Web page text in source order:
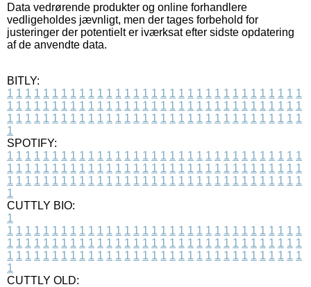
Data vedrørende produkter og online forhandlere
vedligeholdes jævnligt, men der tages forbehold for
justeringer der potentielt er iværksat efter sidste opdatering
af de anvendte data.
BITLY:
1 1 1 1 1 1 1 1 1 1 1 1 1 1 1 1 1 1 1 1 1 1 1 1 1 1 1 1 1 1 1 1 1
1 1 1 1 1 1 1 1 1 1 1 1 1 1 1 1 1 1 1 1 1 1 1 1 1 1 1 1 1 1 1 1 1
1 1 1 1 1 1 1 1 1 1 1 1 1 1 1 1 1 1 1 1 1 1 1 1 1 1 1 1 1 1 1 1 1
1
SPOTIFY:
1 1 1 1 1 1 1 1 1 1 1 1 1 1 1 1 1 1 1 1 1 1 1 1 1 1 1 1 1 1 1 1 1
1 1 1 1 1 1 1 1 1 1 1 1 1 1 1 1 1 1 1 1 1 1 1 1 1 1 1 1 1 1 1 1 1
1 1 1 1 1 1 1 1 1 1 1 1 1 1 1 1 1 1 1 1 1 1 1 1 1 1 1 1 1 1 1 1 1
1
CUTTLY BIO:
1
1 1 1 1 1 1 1 1 1 1 1 1 1 1 1 1 1 1 1 1 1 1 1 1 1 1 1 1 1 1 1 1 1
1 1 1 1 1 1 1 1 1 1 1 1 1 1 1 1 1 1 1 1 1 1 1 1 1 1 1 1 1 1 1 1 1
1 1 1 1 1 1 1 1 1 1 1 1 1 1 1 1 1 1 1 1 1 1 1 1 1 1 1 1 1 1 1 1 1
1
CUTTLY OLD: